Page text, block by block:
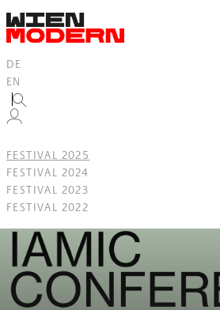
springen
DE
EN
FESTIVAL 2025
FESTIVAL 2024
FESTIVAL 2023
FESTIVAL 2022